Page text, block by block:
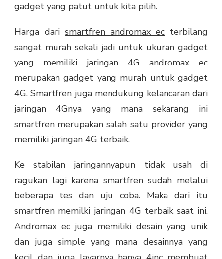
gadget yang patut untuk kita pilih.
Harga darismartfren andromax ec terbilang
sangat murah sekali jadi untuk ukuran gadget
yang memiliki jaringan 4G andromax ec
merupakan gadget yang murah untuk gadget
4G. Smartfren juga mendukung kelancaran dari
jaringan 4Gnya yang mana sekarang ini
smartfren merupakan salah satu provider yang
memiliki jaringan 4G terbaik.
Ke stabilan jaringannyapun tidak usah di
ragukan lagi karena smartfren sudah melalui
beberapa tes dan uju coba. Maka dari itu
smartfren memilki jaringan 4G terbaik saat ini.
Andromax ec juga memiliki desain yang unik
dan juga simple yang mana desainnya yang